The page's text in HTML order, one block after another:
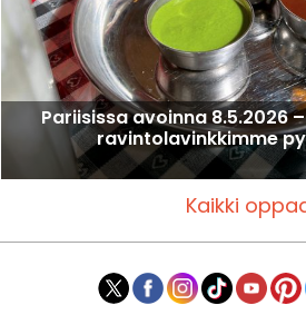
Pariisissa avoinna 8.5.2026
ravintolavinkkimme
Kaikki